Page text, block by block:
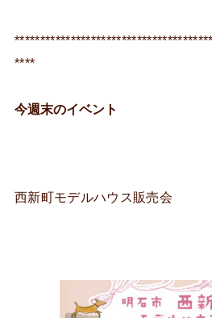
****
今週末のイベント
西新町モデルハウス販売会